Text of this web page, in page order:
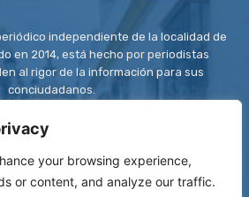
your browsing experience,
or content, and analyze our traffic.
independiente de la localidad de
en 2014, está hecho por periodistas
al rigor de la información para sus
conciudadanos.
redaccion@puertorealhoy.es